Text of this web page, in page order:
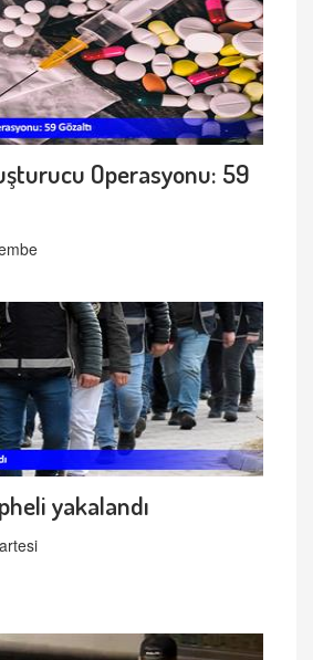
Operasyonu: 59
yakalandı